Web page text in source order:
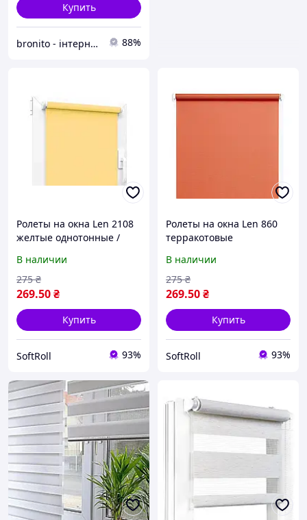
Купить
bronito - інтернет-магазин із широким асортиментом 88%
Ролеты на окна Len 2108
желтые однотонные /
32,5х160 см
В наличии
269.50₴
275 ₴
Купить
SoftRoll 93%
Ролеты на окна Len 860
терракотовые
роллеты 32,5х160 см
В наличии
269.50₴
275 ₴
Купить
SoftRoll 93%